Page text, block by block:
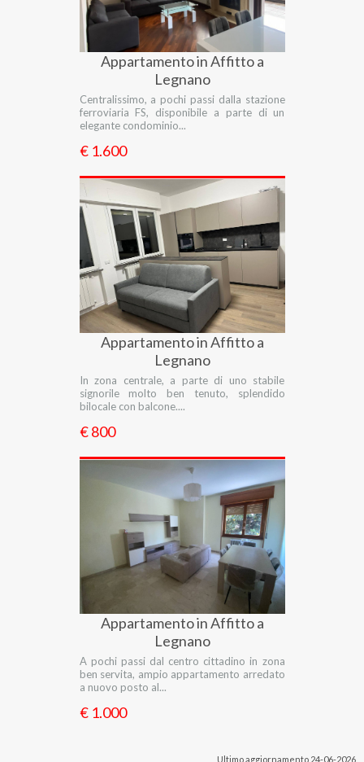
Appartamento in Affitto a
Legnano
Centralissimo, a pochi passi dalla stazione
ferroviaria FS, disponibile a parte di un
elegante condominio...
€ 1.600
Appartamento in Affitto a
Legnano
In zona centrale, a parte di uno stabile
signorile molto ben tenuto, splendido
bilocale con balcone....
€ 800
Appartamento in Affitto a
Legnano
A pochi passi dal centro cittadino in zona
ben servita, ampio appartamento arredato
a nuovo posto al...
€ 1.000
Ultimo aggiornamento 24-06-2026